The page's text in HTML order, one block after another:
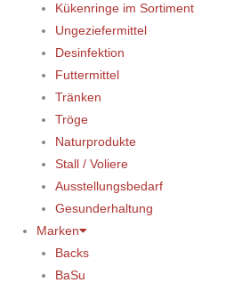
Kükenringe im Sortiment
Ungeziefermittel
Desinfektion
Futtermittel
Tränken
Tröge
Naturprodukte
Stall / Voliere
Ausstellungsbedarf
Gesunderhaltung
Marken
Backs
BaSu